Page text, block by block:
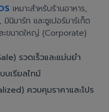
เหมาะสำหรับร้านอาหาร,
นิมาร์ท และซูเปอร์มาร์เก็ต
ะขนาดใหญ่ (Corporate)
รวดเร็วและแม่นยำ
เรียลไทม์
ควบคุมราคาและโปร